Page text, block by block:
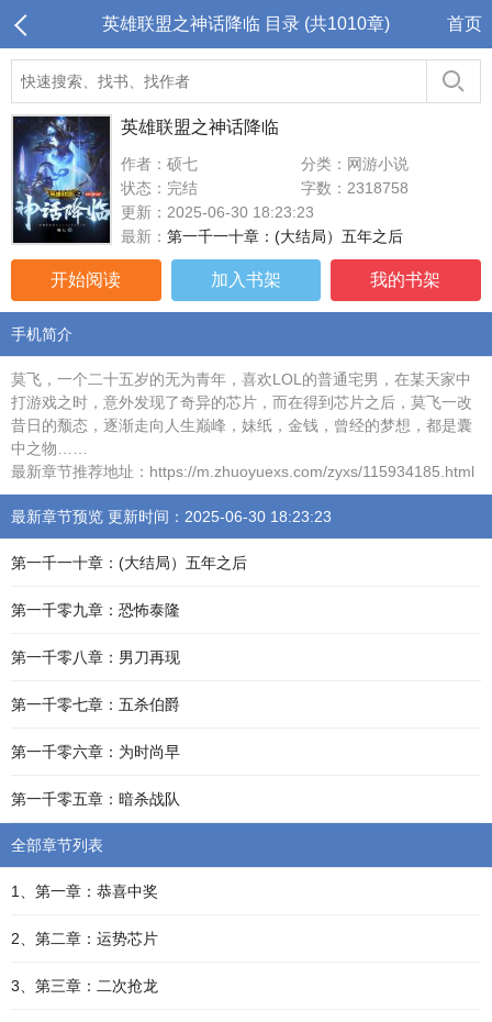
英雄联盟之神话降临 目录 (共1010章) 首页
英雄联盟之神话降临
作者：硕七
分类：网游小说
状态：完结
字数：2318758
更新：2025-06-30 18:23:23
最新： 第一千一十章：(大结局）五年之后
开始阅读 加入书架 我的书架
手机简介
莫飞，一个二十五岁的无为青年，喜欢LOL的普通宅男，在某天家中
打游戏之时，意外发现了奇异的芯片，而在得到芯片之后，莫飞一改
昔日的颓态，逐渐走向人生巅峰，妹纸，金钱，曾经的梦想，都是囊
中之物……
最新章节推荐地址：https://m.zhuoyuexs.com/zyxs/115934185.html
最新章节预览 更新时间：2025-06-30 18:23:23
第一千一十章：(大结局）五年之后
第一千零九章：恐怖泰隆
第一千零八章：男刀再现
第一千零七章：五杀伯爵
第一千零六章：为时尚早
第一千零五章：暗杀战队
全部章节列表
1、第一章：恭喜中奖
2、第二章：运势芯片
3、第三章：二次抢龙